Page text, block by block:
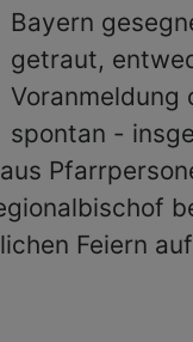
Bayern
getraut,
Voranmeldung
spontan -
Feiern